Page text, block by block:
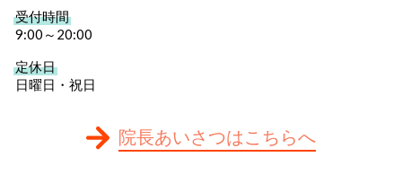
受付時間
9:00～20:00
定休日
日曜日・祝日
院長あいさつはこちらへ